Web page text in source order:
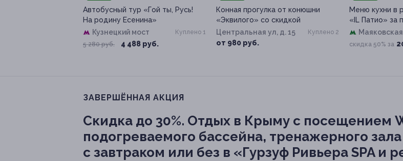
Автобусный тур «Гой ты, Русь!
На родину Есенина»
Кузнецкий мост
5 280 руб. 4 488 руб.
Куплено 1
Конная прогулка от конюшни
«Эквилого» со скидкой
Центральная ул, д. 15
от 980 руб.
Куплено 2
Меню кухни в
«IL Патио» за
Маяковская
скидка 50% за
ЗАВЕРШЁННАЯ АКЦИЯ
Скидка до 30%. Отдых в Крыму с посещением
подогреваемого бассейна, тренажерного
с завтраком или без в «Гурзуф Ривьера SPA и